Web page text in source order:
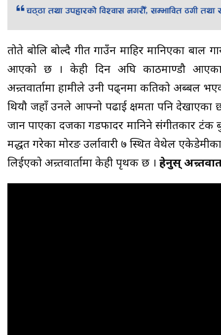
तोते बोलि बोल्दै गीत गाउँन माहिर मानिएका बाल
आएको छ । केही दिन अघि काठमाण्डौ
अन्र्तवार्तामा हामीले उनी पढ्नमा कतिको अब्बल
थियौ जहाँ उनले आफ्नो पढाई क्षमता पनि देखाएका
जान पाएका दर्जीका गडफादर मानिने संगीतकार टंक
मद्धत गरेका मोरङ उर्लावारी ७ स्थित वेथेल
लिईएको अन्र्तवार्तामा केही पृथक छ । हेर्नुस्